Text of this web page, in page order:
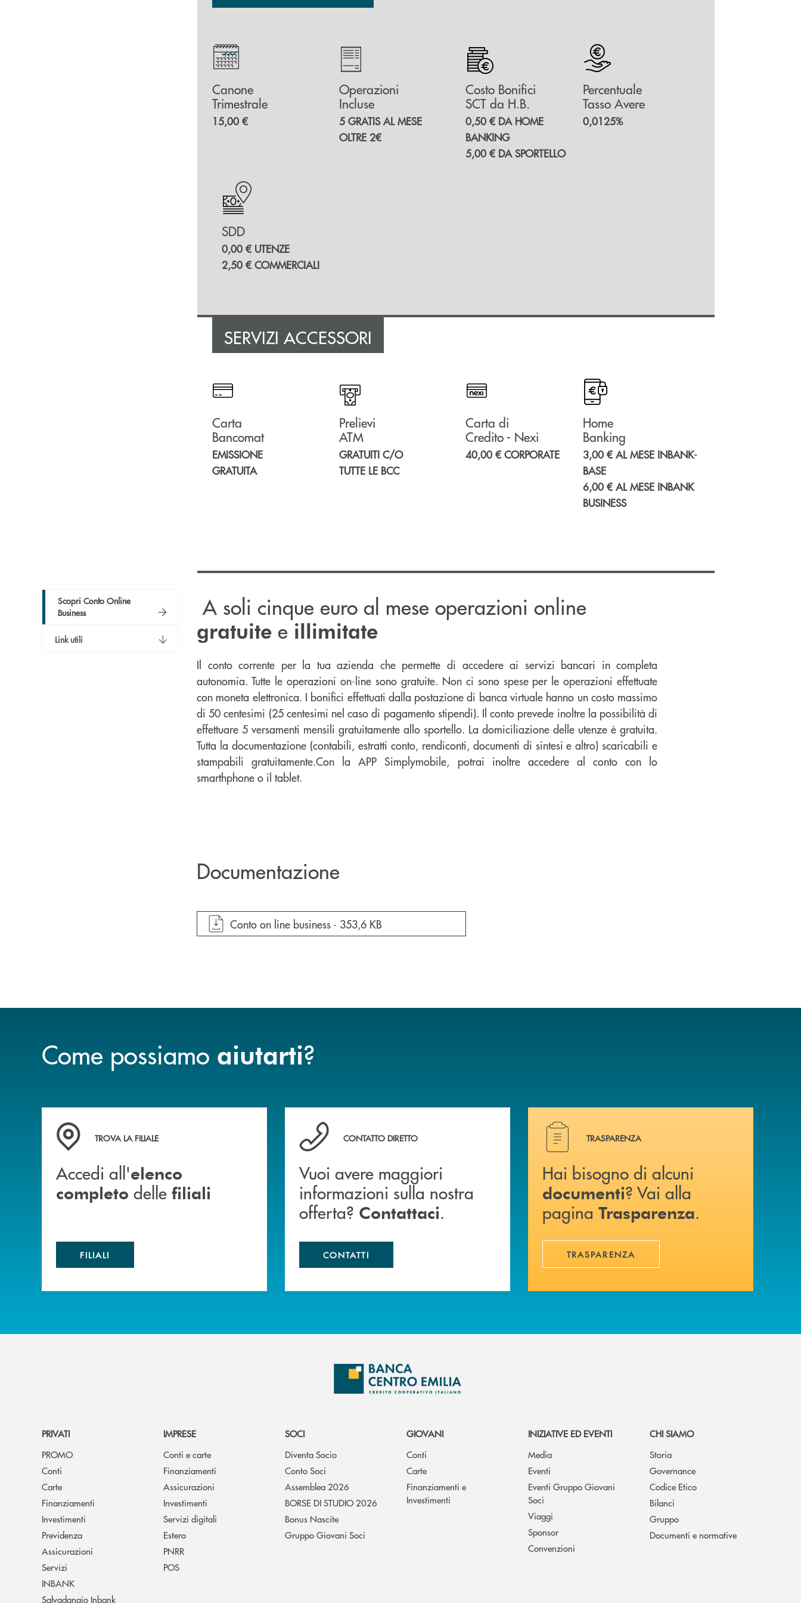
Scopri Conto Online
Business
Link utili
Canone
Trimestrale
15,00 €
Operazioni
Incluse
5 GRATIS AL MESE
OLTRE 2€
Costo Bonifici
SCT da H.B.
0,50 € DA HOME
BANKING
5,00 € DA SPORTELLO
Percentuale
Tasso Avere
0,0125%
SDD
0,00 € UTENZE
2,50 € COMMERCIALI
SERVIZI ACCESSORI
Carta
Bancomat
EMISSIONE
GRATUITA
Prelievi
ATM
GRATUITI C/O
TUTTE LE BCC
Carta di
Credito - Nexi
40,00 € CORPORATE
Home
Banking
3,00 € AL MESE INBANK-
BASE
6,00 € AL MESE INBANK
BUSINESS
A soli cinque euro al mese operazioni online
gratuite e illimitate
Il conto corrente per la tua azienda che permette di accedere ai servizi bancari in completa
autonomia. Tutte le operazioni on-line sono gratuite. Non ci sono spese per le operazioni effettuate
con moneta elettronica. I bonifici effettuati dalla postazione di banca virtuale hanno un costo massimo
di 50 centesimi (25 centesimi nel caso di pagamento stipendi). Il conto prevede inoltre la possibilità di
effettuare 5 versamenti mensili gratuitamente allo sportello. La domiciliazione delle utenze è gratuita.
Tutta la documentazione (contabili, estratti conto, rendiconti, documenti di sintesi e altro) scaricabili e
stampabili gratuitamente.Con la APP Simplymobile, potrai inoltre accedere al conto con lo
smarthphone o il tablet.
Documentazione
apre documento in una nuova finestra
Conto on line business - 353,6 KB
Come possiamo aiutarti?
Accedi all' elenco completo delle filiali
TROVA LA FILIALE
Accedi all'elenco
completo delle filiali
FILIALI
Vuoi avere maggiori informazioni sulla nostra offerta? Contattaci .
CONTATTO DIRETTO
Vuoi avere maggiori
informazioni sulla nostra
offerta? Contattaci.
CONTATTI
Hai bisogno di alcuni documenti ? Vai alla pagina
TRASPARENZA
Hai bisogno di alcuni
documenti? Vai alla
pagina Trasparenza.
TRASPARENZA
PRIVATI
PROMO
Conti
Carte
Finanziamenti
Investimenti
Previdenza
Assicurazioni
Servizi
INBANK
Salvadanaio Inbank
IMPRESE
Conti e carte
Finanziamenti
Assicurazioni
Investimenti
Servizi digitali
Estero
PNRR
POS
SOCI
Diventa Socio
Conto Soci
Assemblea 2026
BORSE DI STUDIO 2026
Bonus Nascite
Gruppo Giovani Soci
GIOVANI
Conti
Carte
Finanziamenti e
Investimenti
INIZIATIVE ED EVENTI
Media
Eventi
Eventi Gruppo Giovani
Soci
Viaggi
Sponsor
Convenzioni
CHI SIAMO
Storia
Governance
Codice Etico
Bilanci
Gruppo
Documenti e normative